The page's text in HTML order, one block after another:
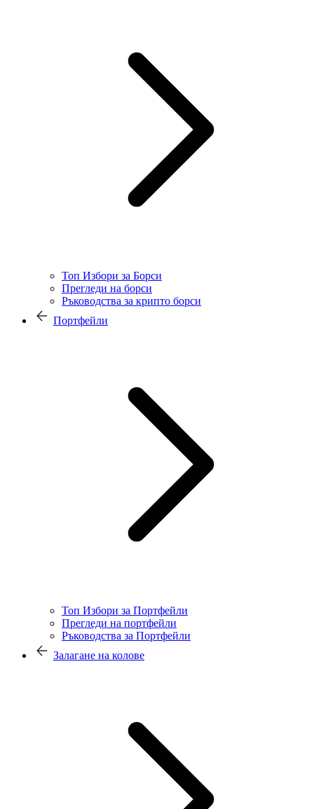
Топ Избори за Борси
Прегледи на борси
Ръководства за крипто борси
Портфейли
Топ Избори за Портфейли
Прегледи на портфейли
Ръководства за Портфейли
Залагане на колове